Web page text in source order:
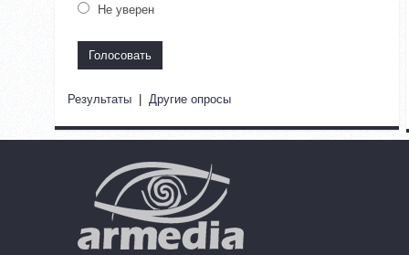
Не уверен
Результаты | Другие опросы